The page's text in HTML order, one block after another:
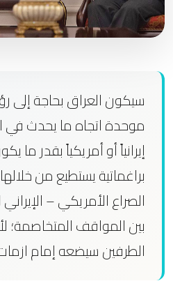
سيكون العراق بحاجة إلى
موحدة اتجاه ما يحدث في
إيرانياً أو أمريكياً بقدر ما
براغماتية يستطيع من
الصراع الأمريكي –
بين المواقف المتخاصمة؛
الطرفين سيضعه إمام